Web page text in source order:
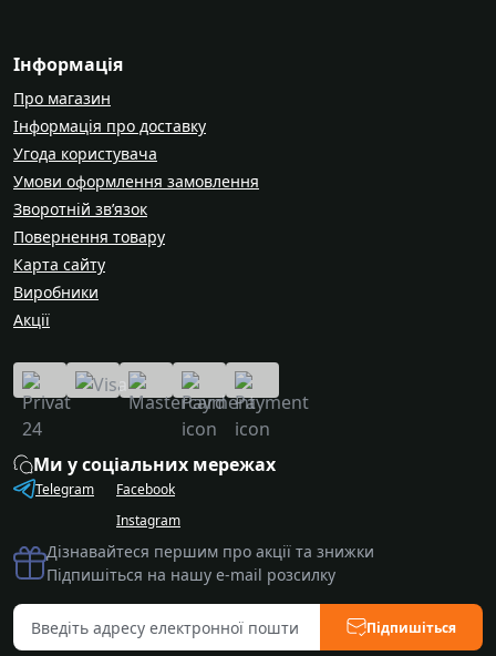
Інформація
Про магазин
Інформація про доставку
Угода користувача
Умови оформлення замовлення
Зворотній зв’язок
Повернення товару
Карта сайту
Виробники
Акції
Ми у соціальних мережах
Telegram
Facebook
Instagram
Дізнавайтеся першим про акції та знижки
Підпишіться на нашу e-mail розсилку
Підпишіться